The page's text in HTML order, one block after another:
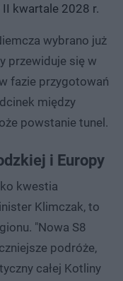
kwartale 2028 r.
wybrano już
przewiduje się w
fazie przygotowań
między
powstanie tunel.
i Europy
kwestia
Klimczak, to
"Nowa S8
podróże,
całej Kotliny